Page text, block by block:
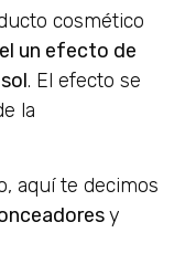
cosmético
un efecto de
. El efecto se
la
aquí te decimos
y